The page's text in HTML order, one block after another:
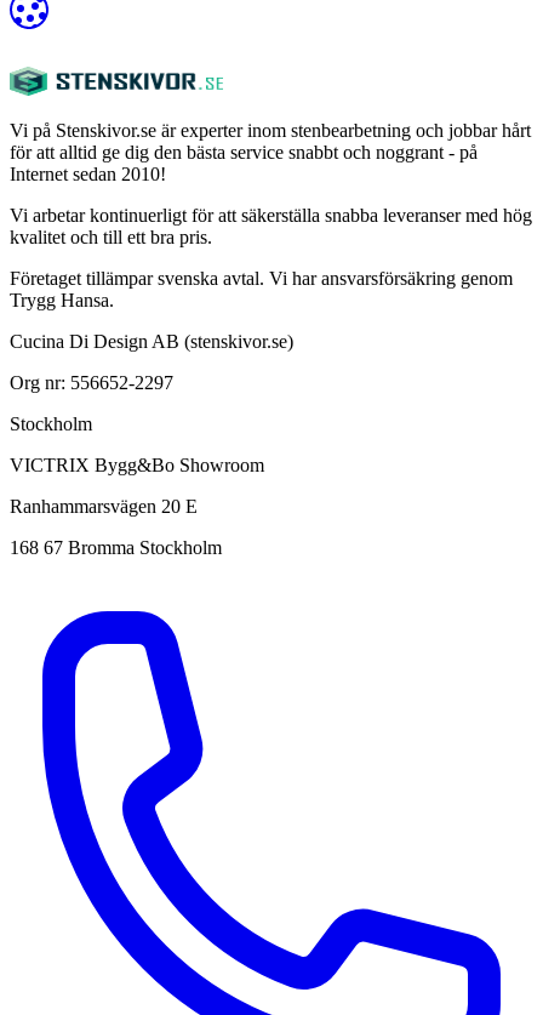
Vi på Stenskivor.se är experter inom stenbearbetning och jobbar hårt
för att alltid ge dig den bästa service snabbt och noggrant - på
Internet sedan 2010!
Vi arbetar kontinuerligt för att säkerställa snabba leveranser med hög
kvalitet och till ett bra pris.
Företaget tillämpar svenska avtal. Vi har ansvarsförsäkring genom
Trygg Hansa.
Cucina Di Design AB (stenskivor.se)
Org nr: 556652-2297
Stockholm
VICTRIX Bygg&Bo Showroom
Ranhammarsvägen 20 E
168 67 Bromma Stockholm